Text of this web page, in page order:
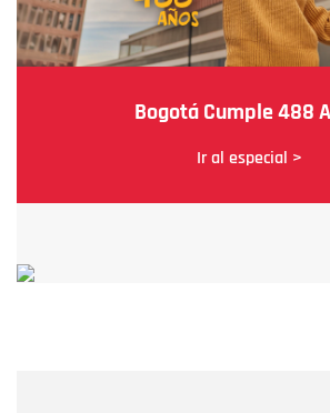
Bogotá Cumple 488
Ir al especial >